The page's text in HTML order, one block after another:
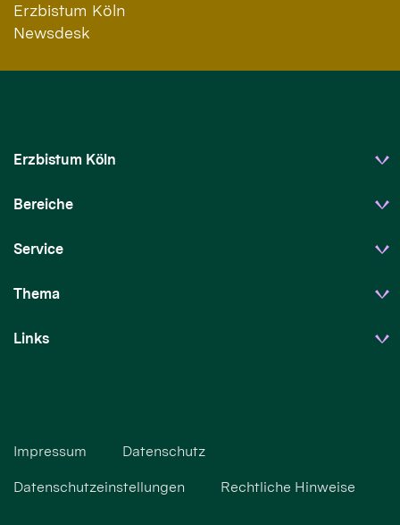
Erzbistum Köln
Newsdesk
Erzbistum Köln
Bereiche
Service
Thema
Links
Impressum Datenschutz
Datenschutzeinstellungen Rechtliche Hinweise